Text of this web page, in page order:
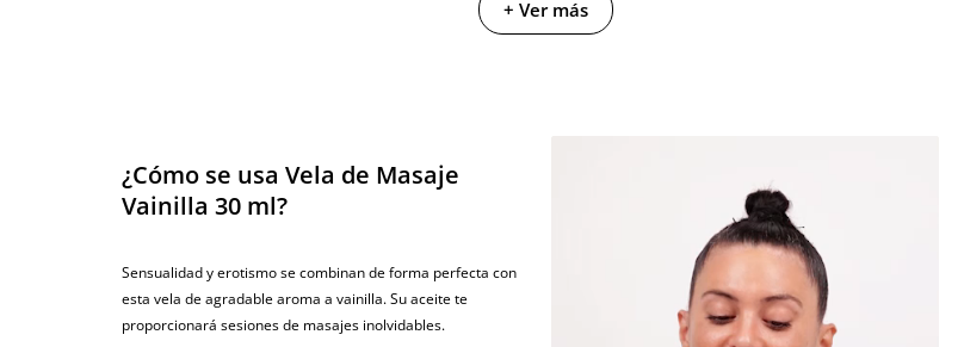
Instrucciones de las Velas de Masaje Diversual
para disfrutarlas al máximo la tienes
+ Ver más
¿Cómo se usa Vela de Masaje
Vainilla 30 ml?
Sensualidad y erotismo se combinan de forma perfecta con
esta vela de agradable aroma a vainilla. Su aceite te
proporcionará sesiones de masajes inolvidables.